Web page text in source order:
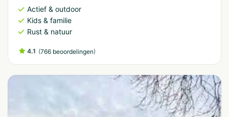
Actief & outdoor
Kids & familie
Rust & natuur
4.1 (766 beoordelingen)